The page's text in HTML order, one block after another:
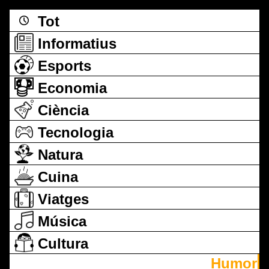
Tot
Informatius
Esports
Economia
Ciència
Tecnologia
Natura
Cuina
Viatges
Música
Cultura
Humor